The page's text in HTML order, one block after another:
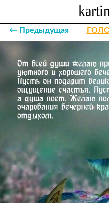
← Предыдущая